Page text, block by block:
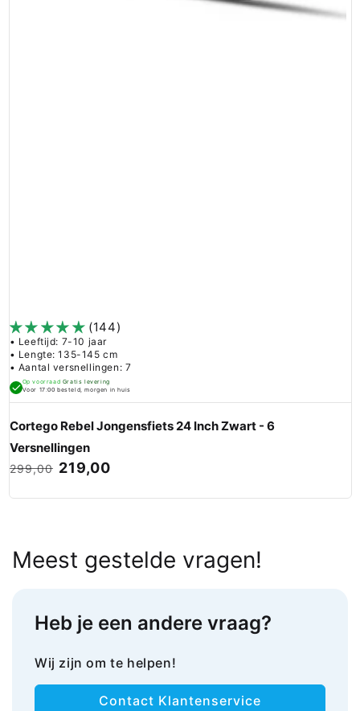
(144)
• Leeftijd: 7-10 jaar
• Lengte: 135-145 cm
• Aantal versnellingen: 7
Op voorraad Gratis levering
Voor 17:00 besteld, morgen in huis
Cortego Rebel Jongensfiets 24 Inch Zwart - 6
Versnellingen
299,00 219,00
Meest gestelde vragen!
Heb je een andere vraag?
Wij zijn om te helpen!
Contact Klantenservice